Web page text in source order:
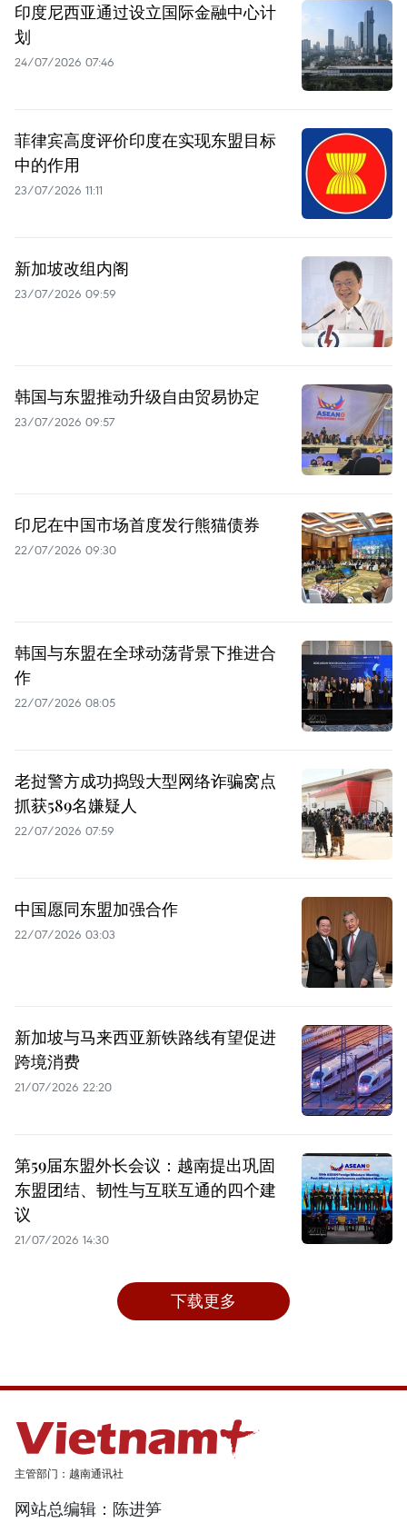
印度尼西亚通过设立国际金融中心计
划
24/07/2026 07:46
菲律宾高度评价印度在实现东盟目标
中的作用
23/07/2026 11:11
新加坡改组内阁
23/07/2026 09:59
韩国与东盟推动升级自由贸易协定
23/07/2026 09:57
印尼在中国市场首度发行熊猫债券
22/07/2026 09:30
韩国与东盟在全球动荡背景下推进合
作
22/07/2026 08:05
老挝警方成功捣毁大型网络诈骗窝点
抓获589名嫌疑人
22/07/2026 07:59
中国愿同东盟加强合作
22/07/2026 03:03
新加坡与马来西亚新铁路线有望促进
跨境消费
21/07/2026 22:20
第59届东盟外长会议：越南提出巩固
东盟团结、韧性与互联互通的四个建
议
21/07/2026 14:30
下载更多
主管部门：越南通讯社
网站总编辑：陈进笋